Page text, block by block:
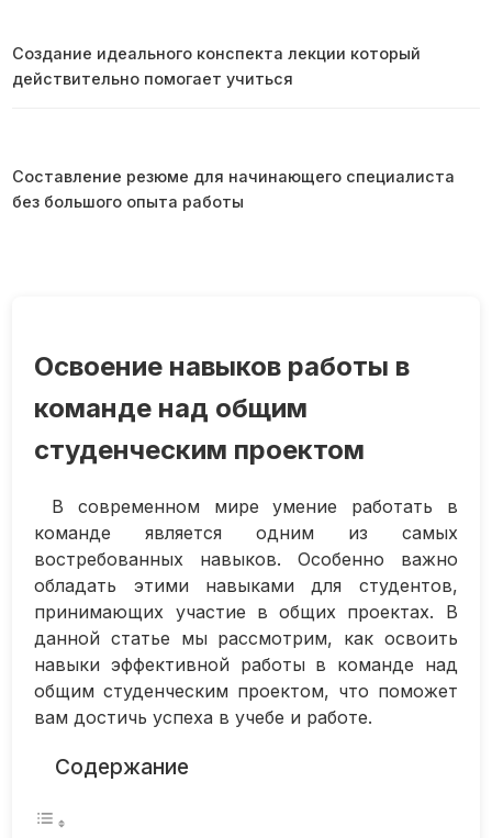
Освоение навыков работы в
команде над общим
студенческим проектом
В современном мире умение работать в
команде является одним из самых
востребованных навыков. Особенно важно
обладать этими навыками для студентов,
принимающих участие в общих проектах. В
данной статье мы рассмотрим, как освоить
навыки эффективной работы в команде над
общим студенческим проектом, что поможет
вам достичь успеха в учебе и работе.
Содержание
Создание идеального конспекта лекции который
действительно помогает учиться
Составление резюме для начинающего специалиста
без большого опыта работы